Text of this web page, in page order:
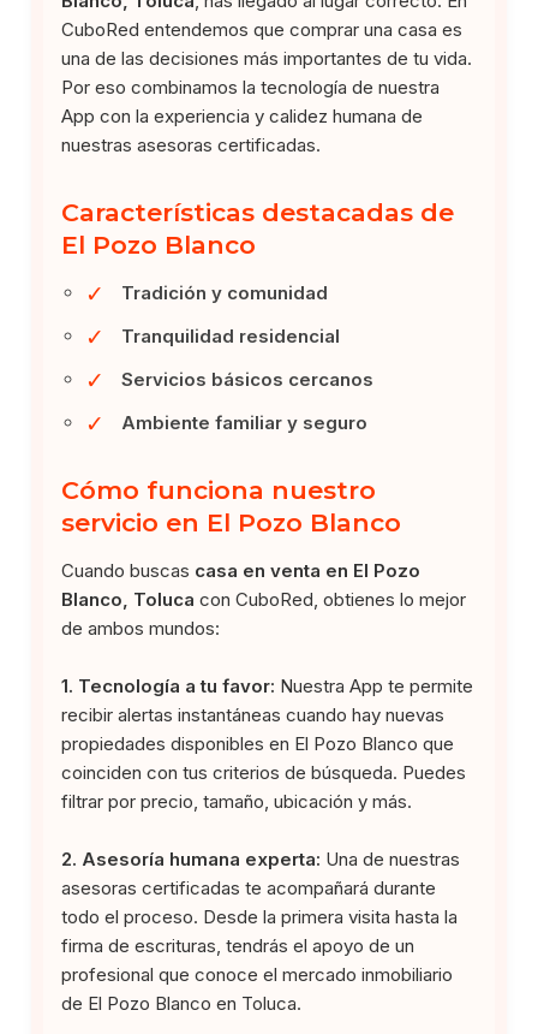
CuboRed entendemos que comprar una casa es
una de las decisiones más importantes de tu vida.
Por eso combinamos la tecnología de nuestra
App con la experiencia y calidez humana de
nuestras asesoras certificadas.
Características destacadas de
El Pozo Blanco
✓ Tradición y comunidad
✓ Tranquilidad residencial
✓ Servicios básicos cercanos
✓ Ambiente familiar y seguro
Cómo funciona nuestro
servicio en El Pozo Blanco
Cuando buscas casa en venta en El Pozo
Blanco, Toluca con CuboRed, obtienes lo mejor
de ambos mundos:
1. Tecnología a tu favor: Nuestra App te permite
recibir alertas instantáneas cuando hay nuevas
propiedades disponibles en El Pozo Blanco que
coinciden con tus criterios de búsqueda. Puedes
filtrar por precio, tamaño, ubicación y más.
2. Asesoría humana experta: Una de nuestras
asesoras certificadas te acompañará durante
todo el proceso. Desde la primera visita hasta la
firma de escrituras, tendrás el apoyo de un
profesional que conoce el mercado inmobiliario
de El Pozo Blanco en Toluca.